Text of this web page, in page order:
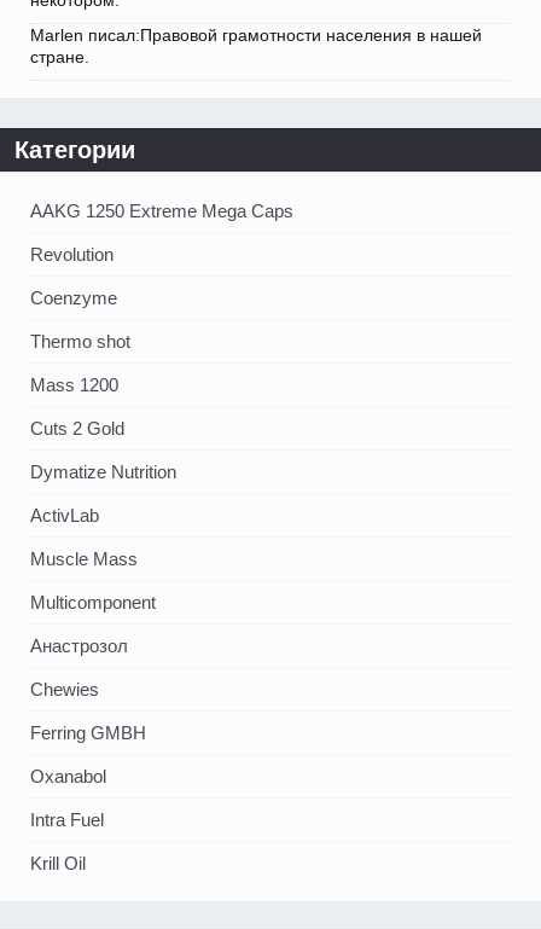
Marlen писал:Правовой грамотности населения в нашей
стране.
Категории
AAKG 1250 Extreme Mega Caps
Revolution
Coenzyme
Thermo shot
Mass 1200
Cuts 2 Gold
Dymatize Nutrition
ActivLab
Muscle Mass
Multicomponent
Анастрозол
Chewies
Ferring GMBH
Oxanabol
Intra Fuel
Krill Oil